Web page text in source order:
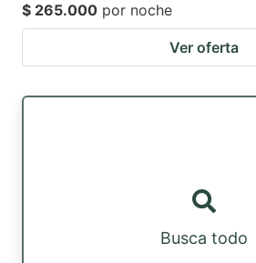
$ 265.000 por noche
Ver oferta
Busca todo